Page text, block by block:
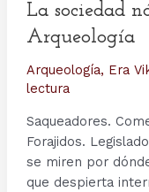
La sociedad
Arqueología
Arqueología, Era
lectura
Saqueadores.
Forajidos.
se miren por
que despierta